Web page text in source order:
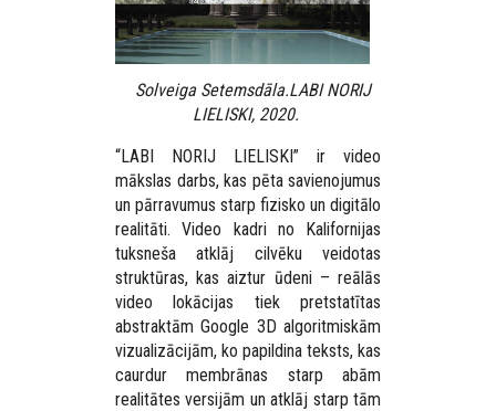
Solveiga Setemsdāla.LABI NORIJ
LIELISKI, 2020.
“LABI NORIJ LIELISKI” ir video
mākslas darbs, kas pēta savienojumus
un pārravumus starp fizisko un digitālo
realitāti. Video kadri no Kalifornijas
tuksneša atklāj cilvēku veidotas
struktūras, kas aiztur ūdeni – reālās
video lokācijas tiek pretstatītas
abstraktām Google 3D algoritmiskām
vizualizācijām, ko papildina teksts, kas
caurdur membrānas starp abām
realitātes versijām un atklāj starp tām